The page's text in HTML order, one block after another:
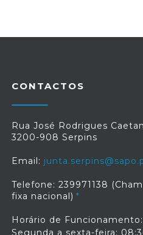
CONTACTOS
Rua José Rodrigues
3200-908 Serpins
Email:
Telefone: 239971138
fixa nacional)
Horário de Funcionamento:
Segunda a sexta-feira: